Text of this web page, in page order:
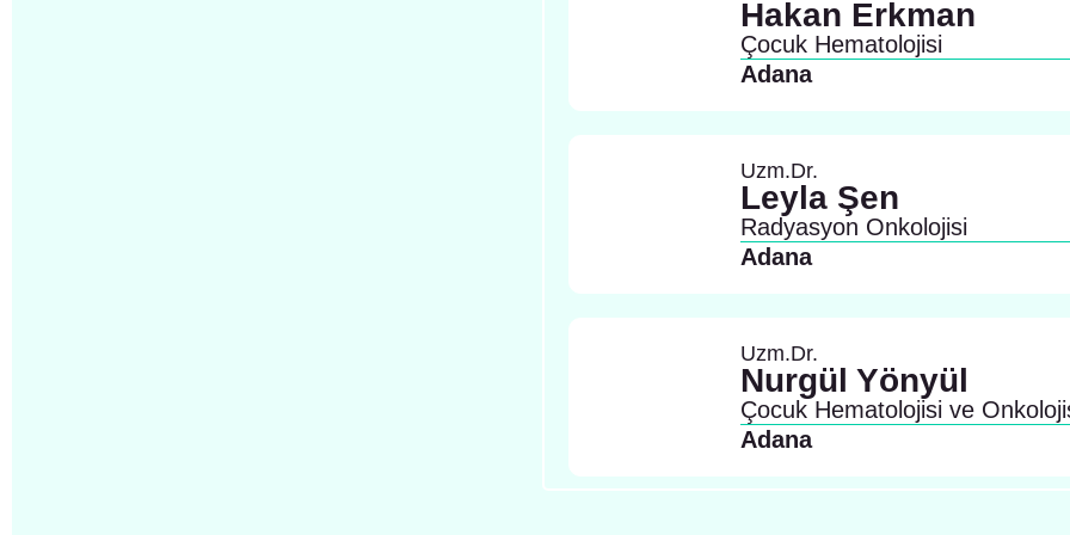
Hakan Erkman
Çocuk Hematolojisi
Adana
Uzm.Dr.
Leyla Şen
Radyasyon Onkolojisi
Adana
Uzm.Dr.
Nurgül Yönyül
Çocuk Hematolojisi ve
Adana